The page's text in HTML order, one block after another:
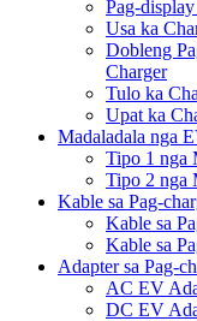
Pag-
Usa ka
Dobleng
Charger
Tulo ka
Upat ka
Madaladala nga
Tipo 1 nga
Tipo 2 nga
Kable sa Pag-
Kable sa
Kable sa
Adapter sa Pag-
AC EV
DC EV